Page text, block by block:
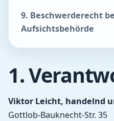
9. Beschwerderecht
Aufsichtsbehörde
1.
Viktor Leicht, handelnd
Gottlob-Bauknecht-Str. 35